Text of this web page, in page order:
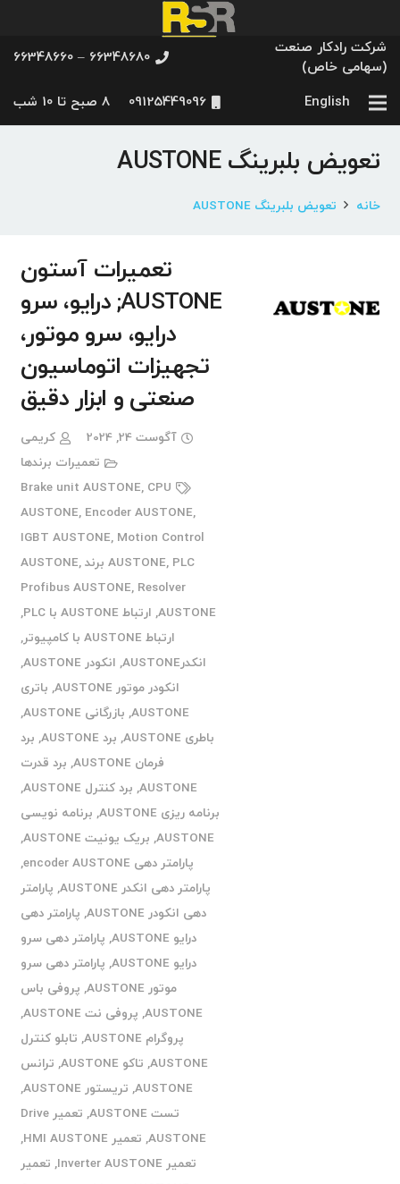
شرکت رادکار صنعت
(سهامی خاص)
66348680 – 66348660
English
09125449096 8 صبح تا 10 شب
تعویض بلبرینگ AUSTONE
خانه تعویض بلبرینگ AUSTONE
تعمیرات آستون
AUSTONE; درایو، سرو
درایو، سرو موتور،
تجهیزات اتوماسیون
صنعتی و ابزار دقیق
آگوست 24, 2024
کریمی
تعمیرات برندها
Brake unit AUSTONE, CPU
AUSTONE, Encoder AUSTONE,
IGBT AUSTONE, Motion Control
AUSTONE, PLC برند AUSTONE
,
Profibus AUSTONE, Resolver
AUSTONE
, ارتباط AUSTONE با PLC
,
ارتباط AUSTONE با کامپیوتر
,
انکدرAUSTONE
, انکودر AUSTONE
,
انکودر موتور AUSTONE
, باتری
AUSTONE
, بازرگانی AUSTONE
,
باطری AUSTONE
, برد AUSTONE , برد
فرمان AUSTONE
, برد قدرت
AUSTONE
, برد کنترل AUSTONE
,
برنامه ریزی AUSTONE
, برنامه نویسی
AUSTONE
, بریک یونیت AUSTONE
,
پارامتر دهی encoder AUSTONE
,
پارامتر دهی انکدر AUSTONE
, پارامتر
دهی انکودر AUSTONE
, پارامتر دهی
درایو AUSTONE
, پارامتر دهی سرو
درایو AUSTONE
, پارامتر دهی سرو
موتور AUSTONE
, پروفی باس
AUSTONE
, پروفی نت AUSTONE
,
پروگرام AUSTONE
, تابلو کنترل
AUSTONE
, تاکو AUSTONE , ترانس
AUSTONE
, تریستور AUSTONE
,
تست AUSTONE
,
تعمیر Drive
AUSTONE
, تعمیر HMI AUSTONE
,
تعمیر Inverter AUSTONE
, تعمیر